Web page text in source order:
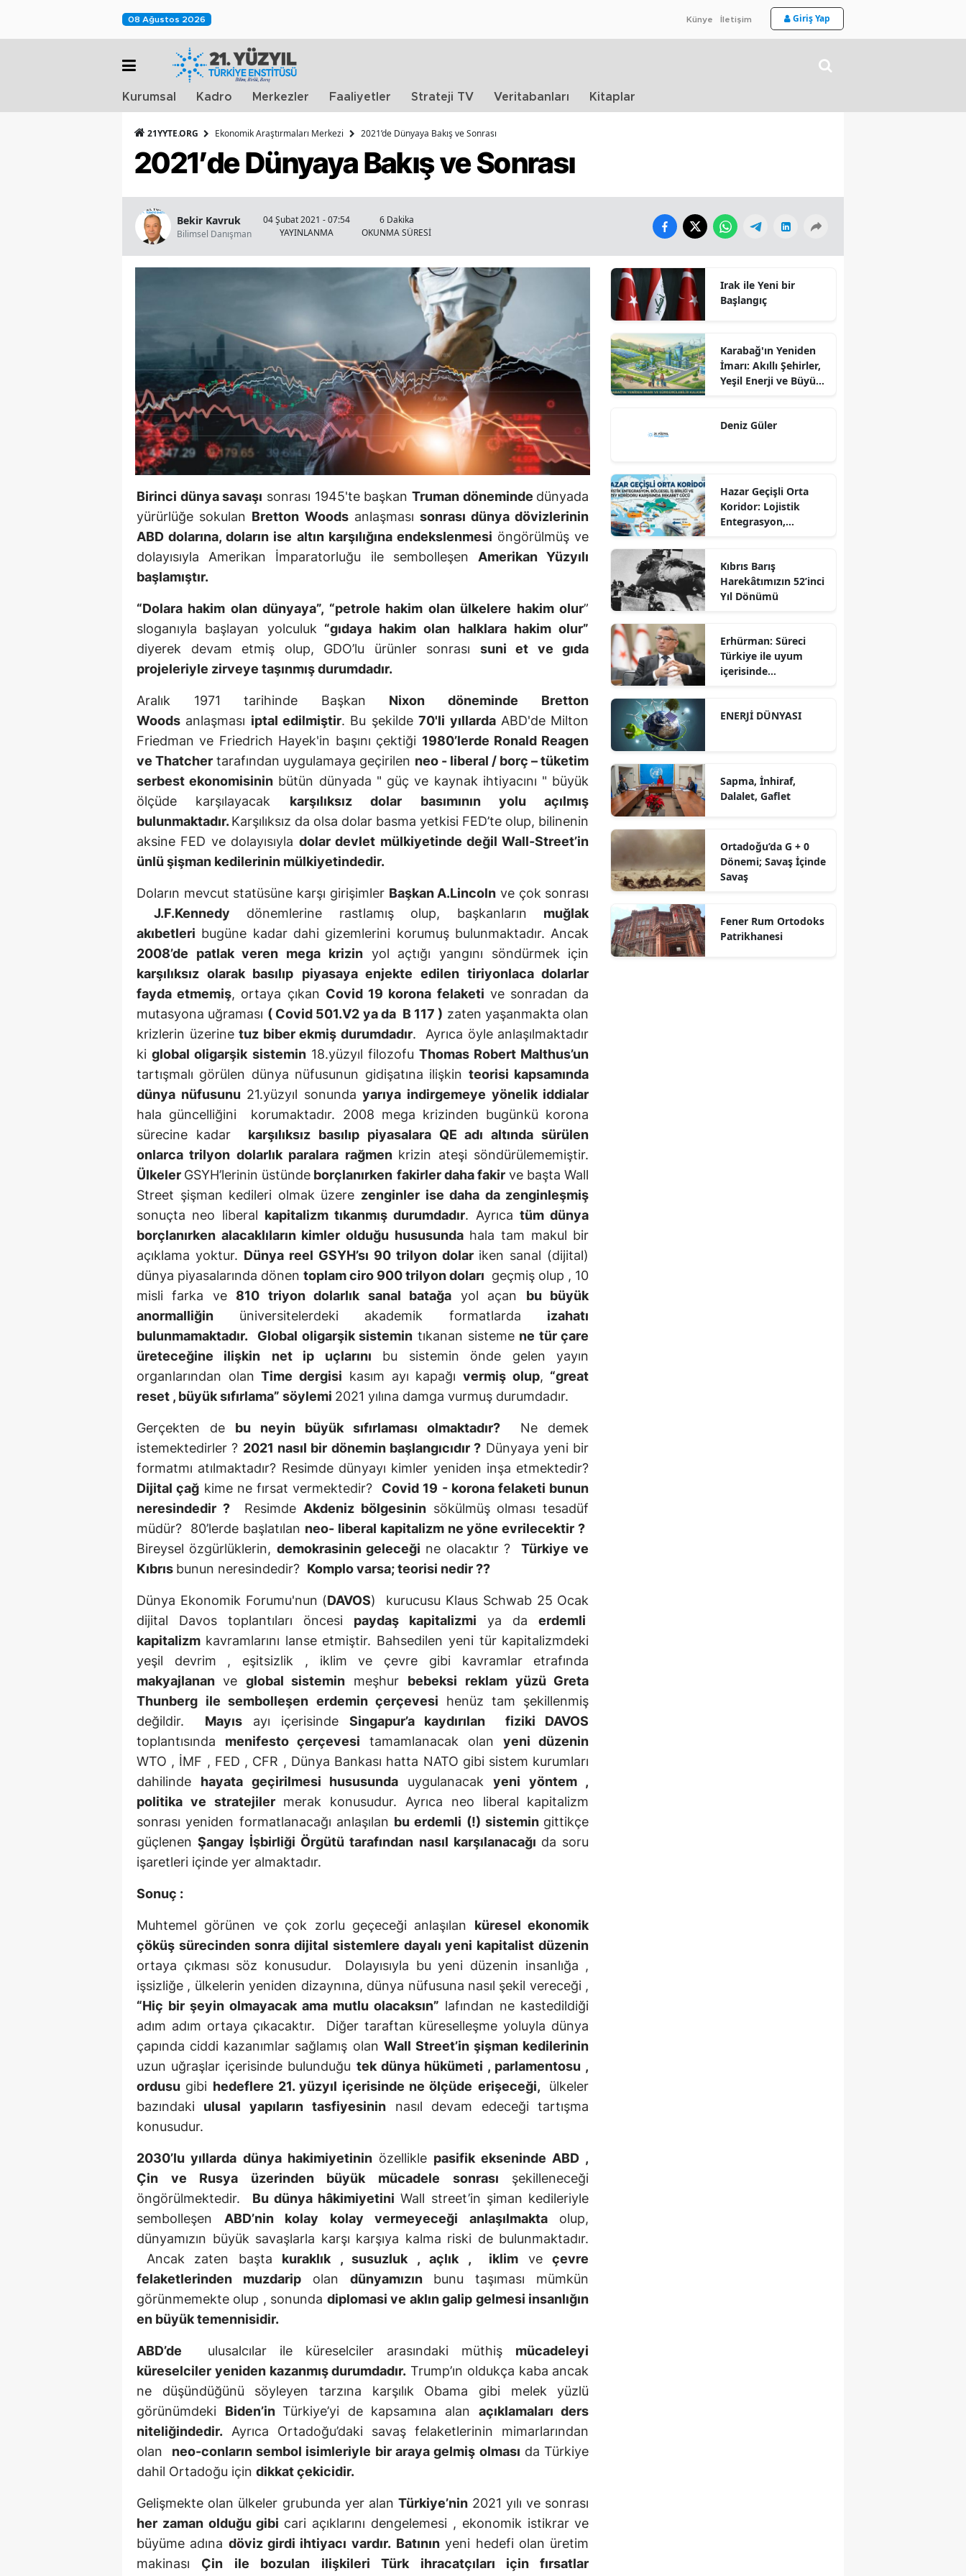
08 Ağustos 2026 Künye İletişim Giriş Yap
Kurumsal Kadro Merkezler Faaliyetler Strateji TV Veritabanları Kitaplar
21YYTE.ORG Ekonomik Araştırmaları Merkezi 2021’de Dünyaya Bakış ve Sonrası
2021’de Dünyaya Bakış ve Sonrası
Bekir Kavruk
Bilimsel Danışman
04 Şubat 2021 - 07:54
YAYINLANMA
6 Dakika
OKUNMA SÜRESİ
Birinci dünya savaşı sonrası 1945'te başkanTruman döneminde dünyada
yürürlüğe sokulan Bretton Woodsanlaşması sonrası dünya dövizlerinin
ABD dolarına, doların ise altın karşılığına endekslenmesi öngörülmüş ve
dolayısıyla Amerikan İmparatorluğu ile sembolleşenAmerikan Yüzyılı
başlamıştır.
“Dolara hakim olan dünyaya”, “petrole hakim olan ülkelere hakim olur”
sloganıyla başlayan yolculuk“gıdaya hakim olan halklara hakim olur”
diyerek devam etmiş olup, GDO’lu ürünler sonrası suni et ve gıda
projeleriyle zirveye taşınmış durumdadır.
Aralık 1971 tarihinde Başkan Nixon döneminde
Bretton
Woods anlaşması iptal edilmiştir. Bu şekilde70'li yıllardaABD'de Milton
Friedman ve Friedrich Hayek'in başını çektiği 1980’lerde Ronald Reagen
ve Thatcher tarafından uygulamaya geçirilen neo - liberal / borç – tüketim
serbest ekonomisinin bütün dünyada " güç ve kaynak ihtiyacını " büyük
ölçüde karşılayacak karşılıksız dolar basımının yolu açılmış
bulunmaktadır.Karşılıksız da olsa dolar basma yetkisi FED’te olup, bilinenin
aksine FED ve dolayısıyla dolar devlet mülkiyetinde değil Wall-Street’in
ünlü şişman kedilerinin mülkiyetindedir.
Doların mevcut statüsüne karşı girişimler Başkan A.Lincoln ve çok sonrası
J.F.Kennedy dönemlerine rastlamış olup, başkanların muğlak
akıbetleri bugüne kadar dahi gizemlerini korumuş bulunmaktadır. Ancak
2008’de patlak veren mega krizinyol açtığı yangını söndürmek için
karşılıksız olarak basılıp
piyasaya enjekte edilen tiriyonlaca dolarlar
fayda etmemiş, ortaya çıkan Covid 19 korona felaketi ve sonradan da
mutasyona uğraması ( Covid 501.V2 ya da B 117 ) zaten yaşanmakta olan
krizlerin üzerinetuz biber ekmiş durumdadır. Ayrıca öyle anlaşılmaktadır
kiglobal oligarşik sistemin18.yüzyıl filozofuThomas Robert Malthus’un
tartışmalı görülen dünya nüfusunun gidişatına ilişkin teorisi kapsamında
dünya nüfusunu21.yüzyıl sonundayarıya indirgemeye yönelik iddialar
hala güncelliğini korumaktadır. 2008 mega krizinden bugünkü korona
sürecine kadar karşılıksız basılıp piyasalara QE adı altında sürülen
onlarca trilyon dolarlık paralara rağmen krizin ateşi söndürülememiştir.
Ülkeler GSYH’lerinin üstünde borçlanırken fakirler daha fakirve başta Wall
Street şişman kedileri olmak üzere zenginler ise daha da zenginleşmiş
sonuçta neo liberal kapitalizm tıkanmış durumdadır. Ayrıcatüm dünya
borçlanırken alacaklıların kimler olduğu hususundahala tam makul bir
açıklama yoktur. Dünya reel GSYH’sı 90 trilyon dolar iken sanal (dijital)
dünya piyasalarında dönentoplam ciro 900 trilyon doları geçmiş olup , 10
misli farka ve 810 triyon dolarlık sanal batağa yol açan bu büyük
anormalliğin üniversitelerdeki akademik formatlarda izahatı
bulunmamaktadır.
Global oligarşik sistemin tıkanan sisteme ne tür çare
üreteceğine ilişkin
net ip uçlarını bu sistemin önde gelen yayın
organlarından olanTime dergisi kasım ayı kapağı vermiş olup, “great
reset , büyük sıfırlama” söylemi 2021 yılına damga vurmuş durumdadır.
Gerçekten de bu neyin büyük sıfırlaması olmaktadır? Ne demek
istemektedirler ? 2021 nasıl bir dönemin başlangıcıdır ? Dünyaya yeni bir
formatmı atılmaktadır? Resimde dünyayı kimler yeniden inşa etmektedir?
Dijital çağ kime ne fırsat vermektedir? Covid 19 - korona felaketi bunun
neresindedir ?Resimde Akdeniz bölgesininsökülmüş olması tesadüf
müdür? 80’lerde başlatılan neo- liberal kapitalizm ne yöne evrilecektir ?
Bireysel özgürlüklerin, demokrasinin geleceği ne olacaktır ? Türkiye ve
Kıbrıs bunun neresindedir? Komplo varsa; teorisi nedir ??
Dünya Ekonomik Forumu'nun (DAVOS) kurucusu Klaus Schwab 25 Ocak
dijital Davos toplantıları öncesi paydaş kapitalizmi ya daerdemli
kapitalizm kavramlarını lanse etmiştir. Bahsedilen yeni tür kapitalizmdeki
yeşil devrim , eşitsizlik , iklim ve çevre gibi kavramlar etrafında
makyajlanan ve global sistemin meşhur bebeksi reklam yüzü Greta
Thunberg ile sembolleşen erdemin çerçevesi henüz tam şekillenmiş
değildir. Mayıs ayı içerisinde Singapur’a kaydırılan fiziki DAVOS
toplantısında menifesto çerçevesi tamamlanacak olan yeni düzenin
WTO , İMF , FED , CFR , Dünya Bankası hatta NATO gibi sistem kurumları
dahilinde hayata geçirilmesi hususunda uygulanacak yeni yöntem ,
politika ve stratejilermerak konusudur. Ayrıca neo liberal kapitalizm
sonrası yeniden formatlanacağı anlaşılan bu erdemli (!) sistemin gittikçe
güçlenen Şangay İşbirliği Örgütü tarafından nasıl karşılanacağı da soru
işaretleri içinde yer almaktadır.
Sonuç :
Muhtemel görünen ve çok zorlu geçeceği anlaşılan küresel ekonomik
çöküş sürecinden sonra dijital sistemlere dayalı yeni kapitalist düzenin
ortaya çıkması söz konusudur. Dolayısıyla bu yeni düzenin insanlığa ,
işsizliğe , ülkelerin yeniden dizaynına, dünya nüfusuna nasıl şekil vereceği ,
“Hiç bir şeyin olmayacak ama mutlu olacaksın” lafından ne kastedildiği
adım adım ortaya çıkacaktır. Diğer taraftan küreselleşme yoluyla dünya
çapında ciddi kazanımlar sağlamış olan Wall Street’in şişman kedilerinin
uzun uğraşlar içerisinde bulunduğu tek dünya hükümeti , parlamentosu ,
ordusu gibi hedeflere 21. yüzyıl içerisinde ne ölçüde erişeceği,
ülkeler
bazındaki ulusal yapıların tasfiyesinin nasıl devam edeceği tartışma
konusudur.
2030’lu yıllarda dünya hakimiyetininözellikle pasifik ekseninde ABD ,
Çin ve Rusya üzerinden büyük mücadele sonrası şekilleneceği
öngörülmektedir. Bu dünya hâkimiyetini Wall street’in şiman kedileriyle
sembolleşen ABD’nin kolay kolay vermeyeceği anlaşılmaktaolup,
dünyamızın büyük savaşlarla karşı karşıya kalma riski de bulunmaktadır.
Ancak zaten başta kuraklık , susuzluk , açlık , iklim veçevre
felaketlerinden muzdarip olandünyamızın bunu taşıması mümkün
görünmemekte olup , sonunda diplomasi ve aklın galip gelmesi insanlığın
en büyük temennisidir.
ABD’de ulusalcılar ile küreselciler arasındaki müthiş mücadeleyi
küreselciler yeniden kazanmış durumdadır. Trump’ın oldukça kaba ancak
ne düşündüğünü söyleyen tarzına karşılık Obama gibi melek yüzlü
görünümdeki Biden’inTürkiye’yi de kapsamına alan açıklamaları ders
niteliğindedir. Ayrıca Ortadoğu’daki savaş felaketlerinin mimarlarından
olan neo-conların sembol isimleriyle bir araya gelmiş olması da Türkiye
dahil Ortadoğu için dikkat çekicidir.
Gelişmekte olan ülkeler grubunda yer alanTürkiye’nin 2021 yılı ve sonrası
her zaman olduğu gibi cari açıklarını dengelemesi , ekonomik istikrar ve
büyüme adına döviz girdi ihtiyacı vardır. Batının yeni hedefi olan üretim
makinası Çin ile bozulan ilişkileri Türk ihracatçıları için fırsatlar
Irak ile Yeni bir
Başlangıç
Karabağ'ın Yeniden
İmarı: Akıllı Şehirler,
Yeşil Enerji ve Büyük
Sürdürülebilir
Deniz Güler
Hazar Geçişli Orta
Koridor: Lojistik
Entegrasyon,
Karşısında Rekabet
Gücü
Kıbrıs Barış
Harekâtımızın 52’inci
Yıl Dönümü
Erhürman: Süreci
Türkiye ile uyum
içerisinde
ENERJİ DÜNYASI
Sapma, İnhiraf,
Dalalet, Gaflet
Ortadoğu’da G + 0
Dönemi; Savaş İçinde
Savaş
Fener Rum Ortodoks
Patrikhanesi